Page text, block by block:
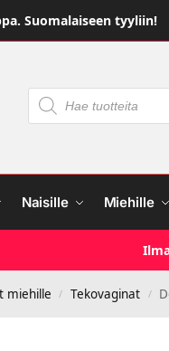
Suomalaiseen tyyliin!
Naisille Miehille
miehille / Tekovaginat /